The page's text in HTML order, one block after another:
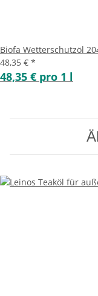
Biofa Wetterschutzöl
48,35 € *
48,35 € pro 1 l